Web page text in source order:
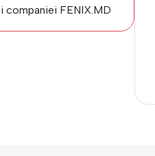
companiei FENIX.MD